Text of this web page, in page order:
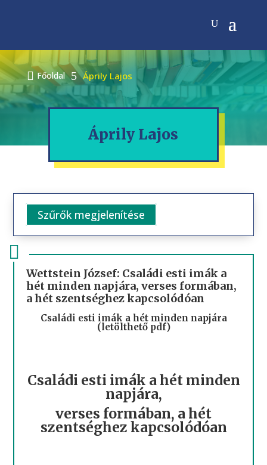
 Főoldal 5 Áprily Lajos
Áprily Lajos
Wettstein József: Családi esti imák a
hét minden napjára, verses formában,
a hét szentséghez kapcsolódóan
Családi esti imák a hét minden napjára
(letölthető pdf)
Családi esti imák a hét minden
napjára,
verses formában, a hét
szentséghez kapcsolódóan
Szűrők megjelenítése